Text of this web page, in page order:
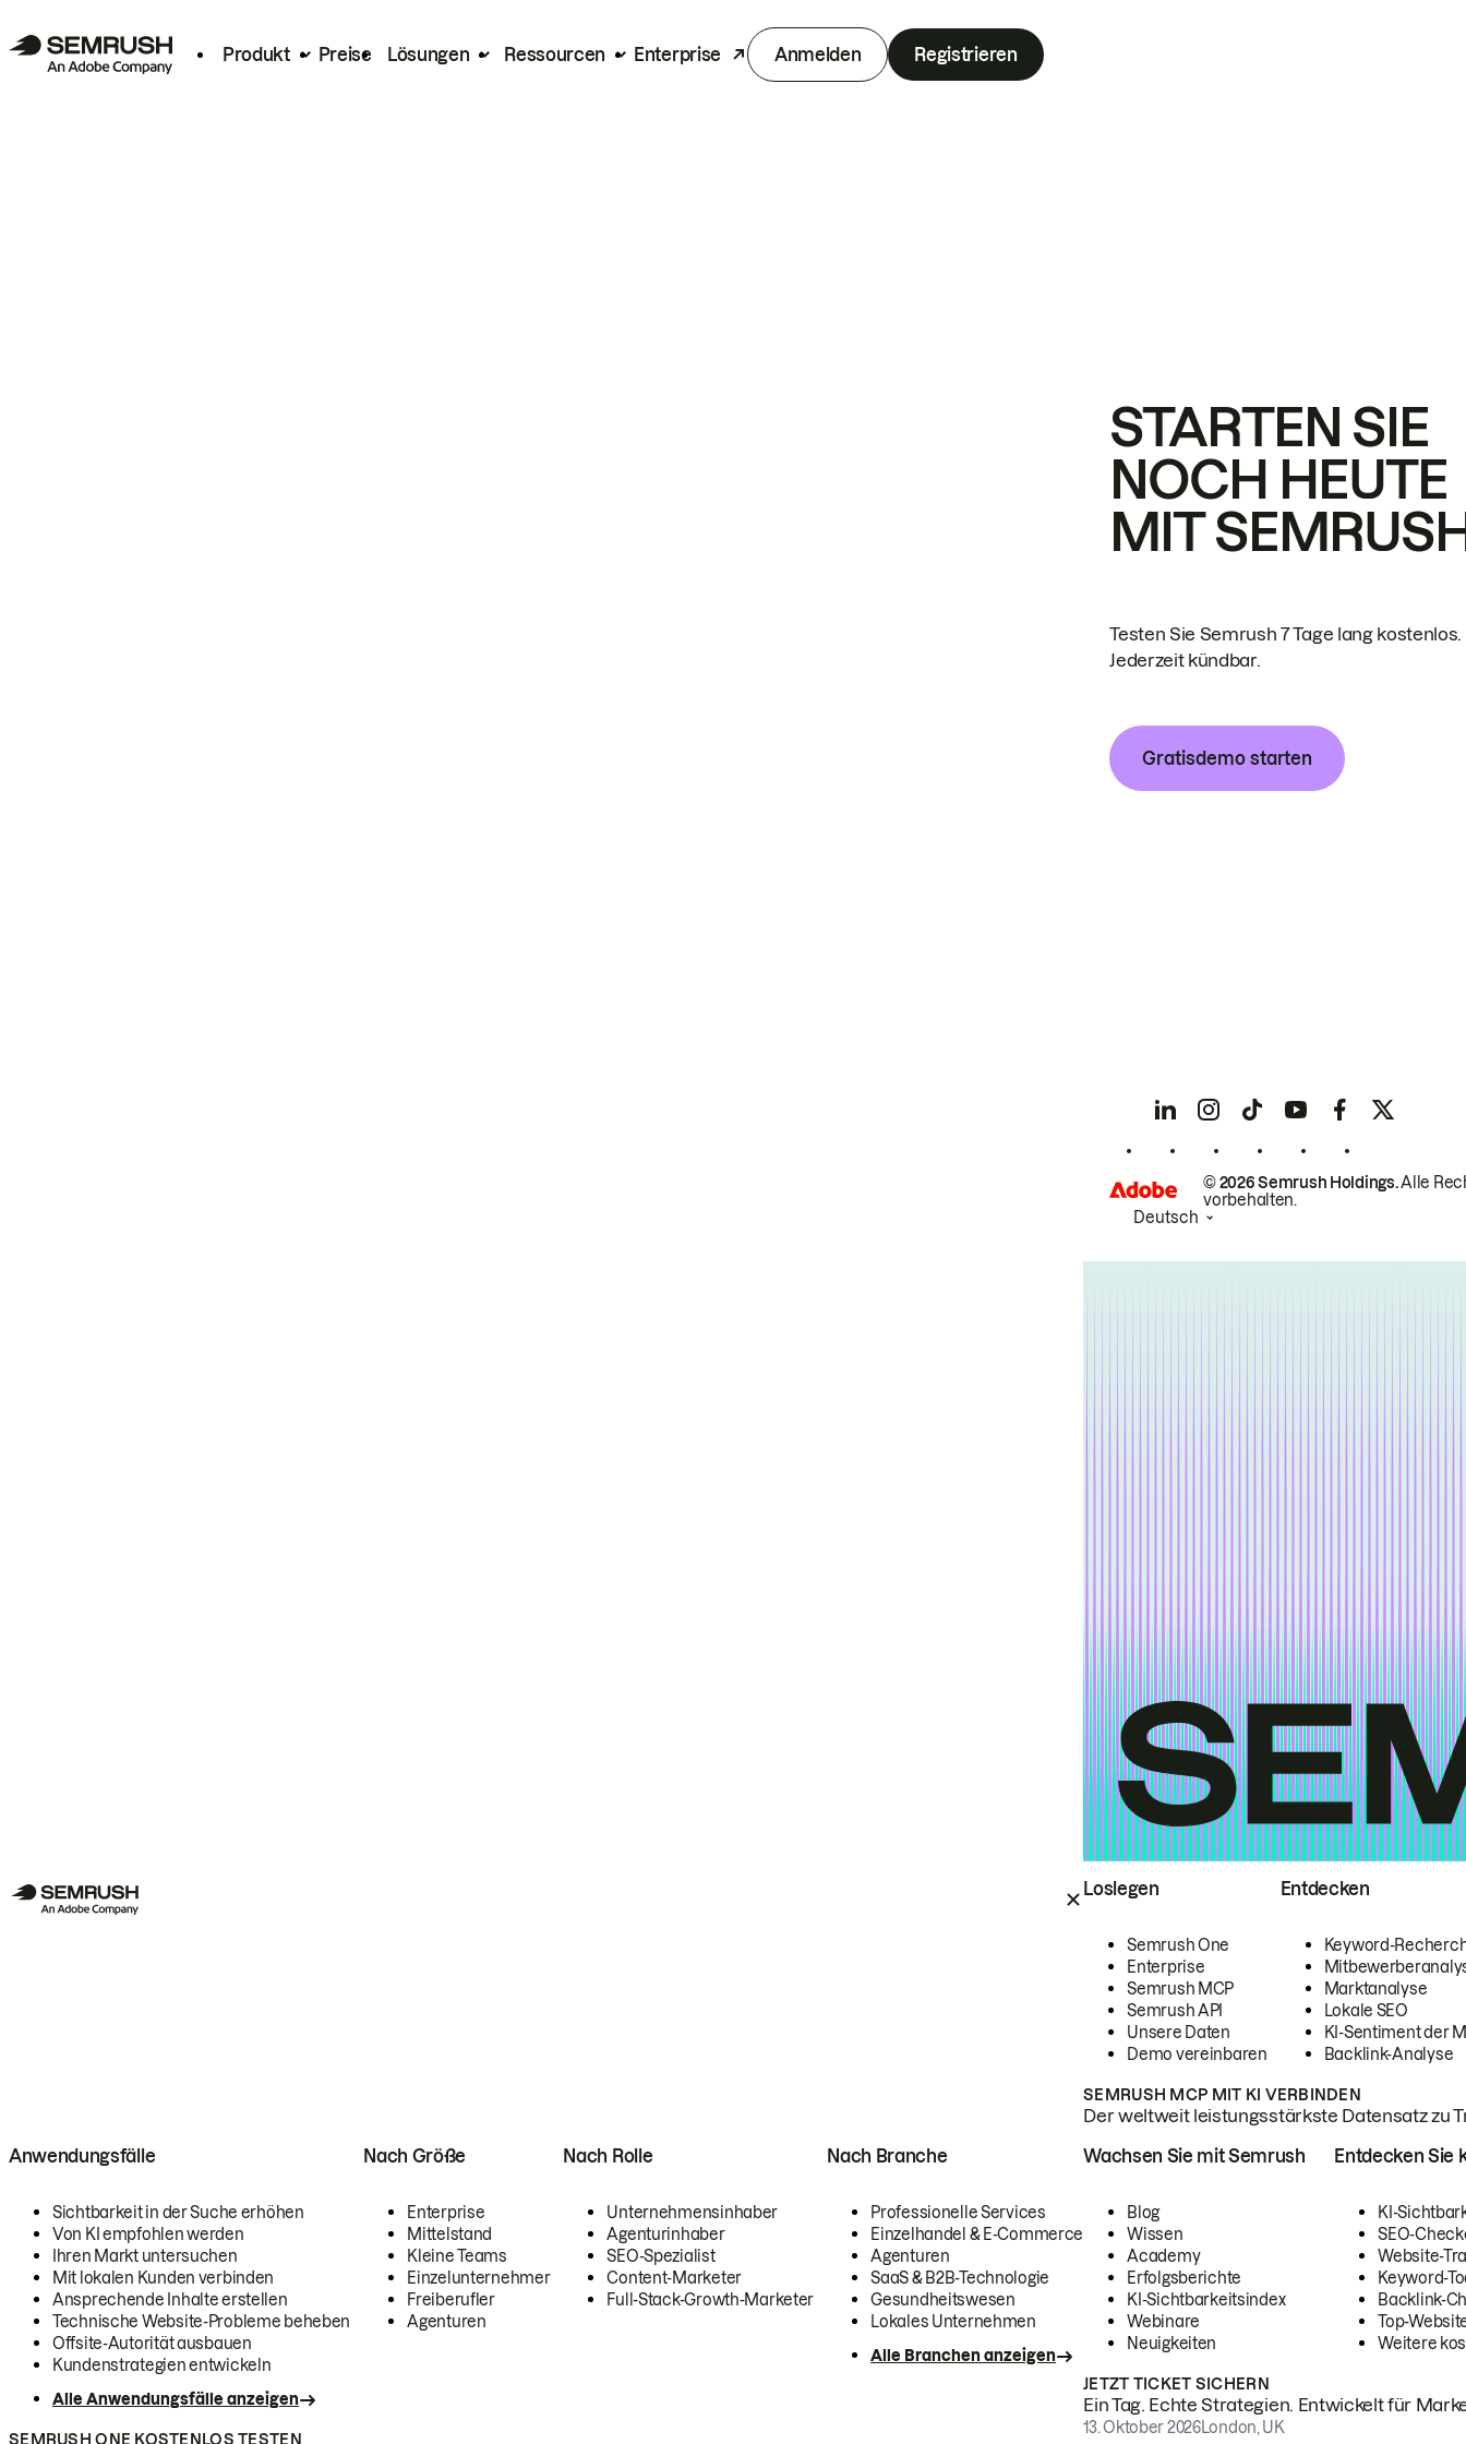
Produkt Preise Lösungen Ressourcen Enterprise Anmelden Registrieren
Loslegen
Semrush One
Enterprise
Semrush MCP
Semrush API
Unsere Daten
Demo vereinbaren
Entdecken
Keyword-
Marktanalyse
Lokale SEO
KI-Sentiment der
Backlink-Analyse
SEMRUSH MCP MIT KI VERBINDEN
Der weltweit leistungsstärkste Datensatz zu
Anwendungsfälle
Sichtbarkeit in der Suche erhöhen
Von KI empfohlen werden
Ihren Markt untersuchen
Mit lokalen Kunden verbinden
Ansprechende Inhalte erstellen
Technische Website-Probleme beheben
Offsite-Autorität ausbauen
Kundenstrategien entwickeln
Alle Anwendungsfälle anzeigen
Nach Größe
Enterprise
Mittelstand
Kleine Teams
Einzelunternehmer
Freiberufler
Agenturen
Nach Rolle
Unternehmensinhaber
Agenturinhaber
SEO-Spezialist
Content-Marketer
Full-Stack-Growth-Marketer
Nach Branche
Professionelle Services
Einzelhandel & E-Commerce
Agenturen
SaaS & B2B-Technologie
Gesundheitswesen
Lokales Unternehmen
Alle Branchen anzeigen
SEMRUSH ONE KOSTENLOS TESTEN
Wachsen Sie mit Semrush
Blog
Wissen
Academy
Erfolgsberichte
KI-Sichtbarkeitsindex
Webinare
Neuigkeiten
Entdecken Sie
KI-
SEO-
Website-
Keyword-
Backlink-
Top-
Weitere
JETZT TICKET SICHERN
Ein Tag. Echte Strategien. Entwickelt für
13. Oktober 2026London, UK
STARTEN SIE
NOCH HEUTE
MIT
Testen Sie Semrush 7 Tage lang kostenlos.
Jederzeit kündbar.
Gratisdemo starten
© 2026 Semrush Holdings.Alle
vorbehalten.
Deutsch